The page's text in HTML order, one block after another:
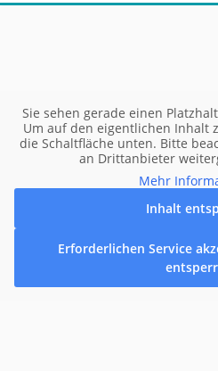
Sie sehen gerade einen
Um auf den eigentlichen Inhalt
die Schaltfläche unten. Bitte
an Drittanbieter
Mehr
Inhalt
Erforderlichen Service